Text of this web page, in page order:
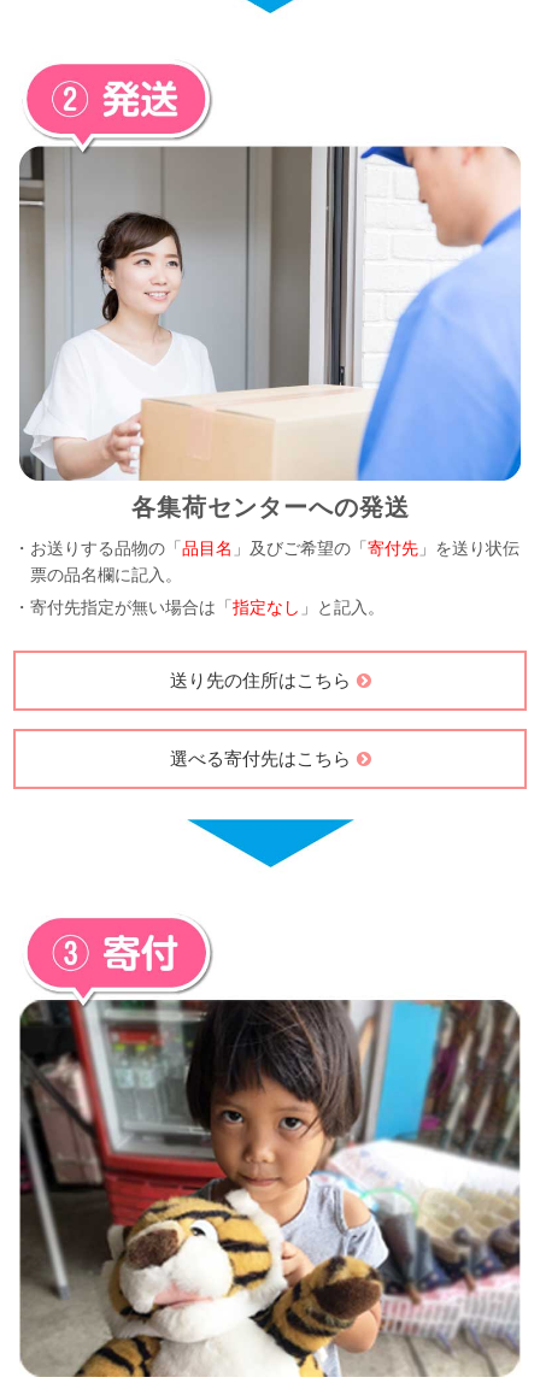
各集荷センターへの発送
・お送りする品物の「品目名 」及びご希望の「寄付先 」を送り状伝
票の品名欄に記入。
・寄付先指定が無い場合は「指定なし 」と記入。
送り先の住所はこちら
選べる寄付先はこちら